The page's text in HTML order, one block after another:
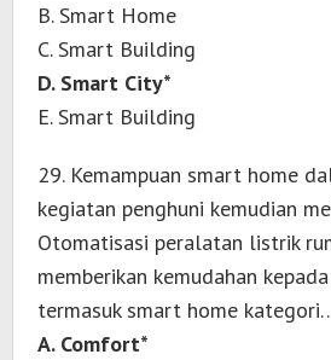
B. Smart Home
C. Smart Building
D. Smart City*
E. Smart Building
29. Kemampuan smart home
kegiatan penghuni kemudian
Otomatisasi peralatan listrik
memberikan kemudahan
termasuk smart home
A. Comfort*